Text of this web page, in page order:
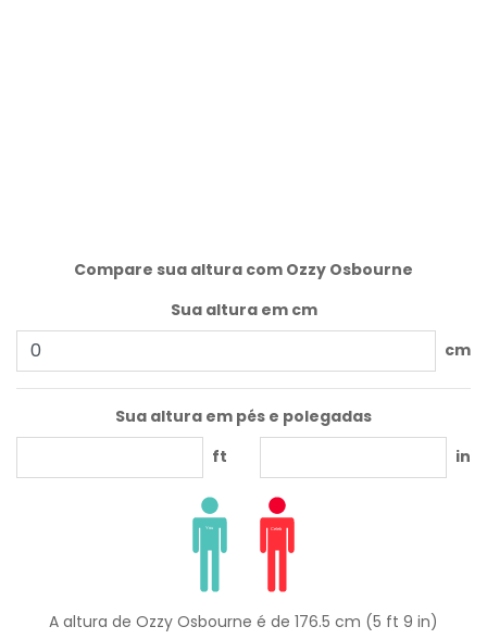
Compare sua altura com Ozzy Osbourne
Sua altura em cm
cm
Sua altura em pés e polegadas
ft
in
A altura de Ozzy Osbourne é de 176.5 cm (5 ft 9 in)